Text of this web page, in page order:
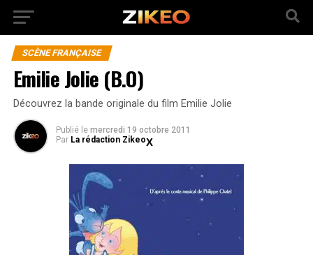
SCÈNE FRANÇAISE
Emilie Jolie (B.O)
Découvrez la bande originale du film Emilie Jolie
Publié le mercredi 19 octobre 2011
Par La rédaction Zikeo